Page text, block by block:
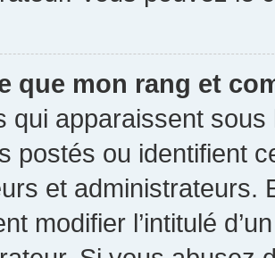
que mon rang et
qui apparaissent
postés ou identifient
et administrateurs.
modifier l’intitulé